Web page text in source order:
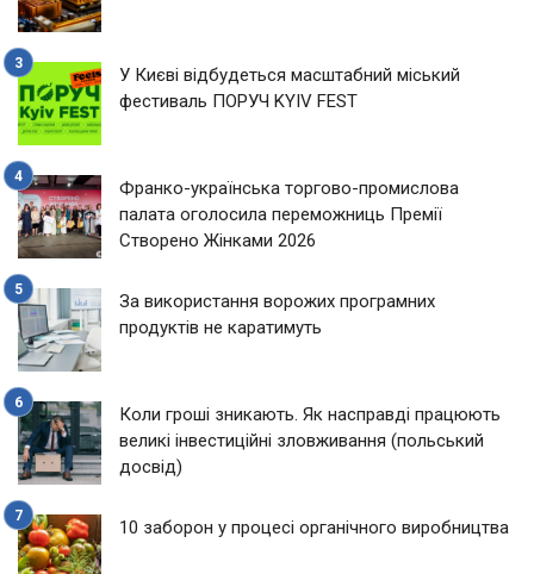
У Києві відбудеться масштабний міський
фестиваль ПОРУЧ KYIV FEST
Франко-українська торгово-промислова
палата оголосила переможниць Премії
Створено Жінками 2026
За використання ворожих програмних
продуктів не каратимуть
Коли гроші зникають. Як насправді працюють
великі інвестиційні зловживання (польський
досвід)
10 заборон у процесі органічного виробництва